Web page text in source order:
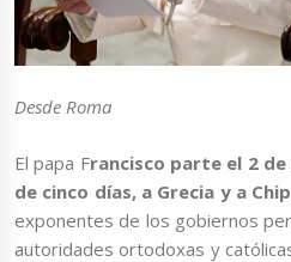
Desde Roma
El papa Francisco parte el 2
de cinco días, a Grecia y a
exponentes de los gobiernos
autoridades ortodoxas y